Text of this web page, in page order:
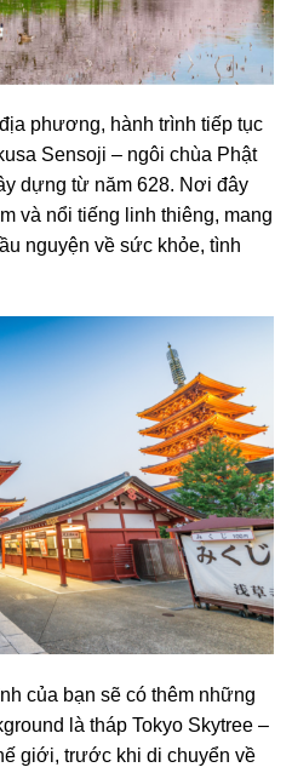
phương, hành trình tiếp tục
Sensoji – ngôi chùa Phật
dựng từ năm 628. Nơi đây
và nổi tiếng linh thiêng, mang
nguyện về sức khỏe, tình
của bạn sẽ có thêm những
là tháp Tokyo Skytree –
giới, trước khi di chuyển về